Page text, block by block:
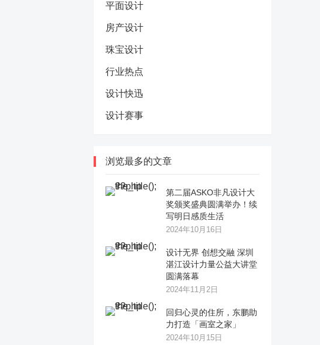
平面设计
房产设计
珠宝设计
行业热点
设计快迅
设计赛事
浏览最多的文章
第二届ASKO非凡设计大
奖颁奖盛典圆满举办！续
写明日感质生活
2024年10月16日
设计无界 创想交融 深圳
湛江设计力量公益大讲堂
圆满落幕
2024年11月2日
回归心灵的住所，东鹏助
力打造「画室之家」
2024年10月15日